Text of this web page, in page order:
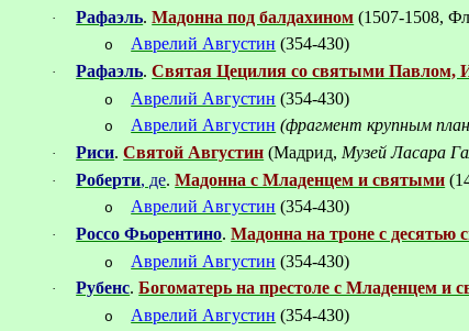
· Рафаэль.Мадонна под балдахином (1507-1508,
o Аврелий Августин (354-430)
· Рафаэль.Святая Цецилия со святыми Павлом,
o Аврелий Августин (354-430)
o Аврелий Августин (фрагмент крупным
· Риси.Святой Августин (Мадрид, Музей Ласара
· Роберти, де.Мадонна с Младенцем и святыми
o Аврелий Августин (354-430)
· Россо Фьорентино.Мадонна на троне с десятью
o Аврелий Августин (354-430)
· Рубенс.Богоматерь на престоле с Младенцем и
o Аврелий Августин (354-430)